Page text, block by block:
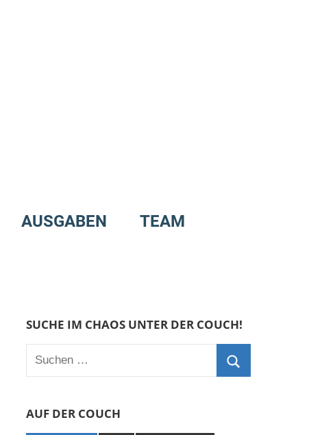
AUSGABEN TEAM
SUCHE IM CHAOS UNTER DER COUCH!
Suchen
AUF DER COUCH